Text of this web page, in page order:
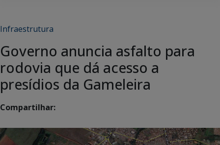
Infraestrutura
Governo anuncia asfalto para
rodovia que dá acesso a
presídios da Gameleira
Compartilhar: